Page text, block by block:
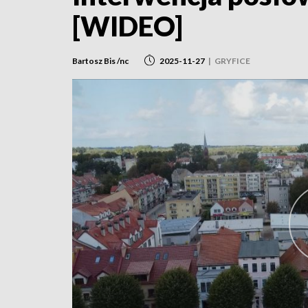
[WIDEO]
Bartosz Bis /nc 2025-11-27 | GRYFICE